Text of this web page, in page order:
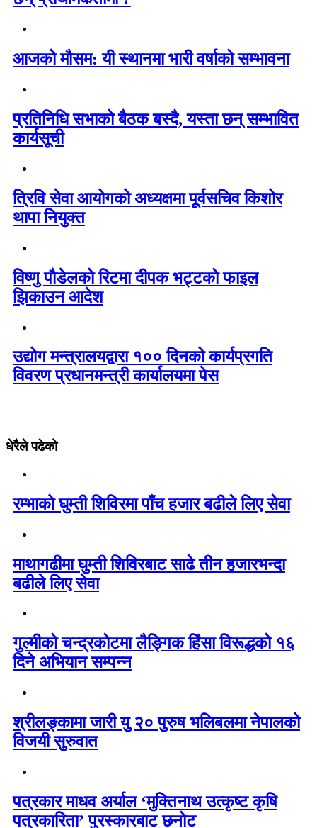
आजको मौसम: यी स्थानमा भारी वर्षाको सम्भावना
प्रतिनिधि सभाको बैठक बस्दै, यस्ता छन् सम्भावित
कार्यसूची
त्रिवि सेवा आयोगको अध्यक्षमा पूर्वसचिव किशोर
थापा नियुक्त
विष्णु पौडेलको रिटमा दीपक भट्टको फाइल
झिकाउन आदेश
उद्योग मन्त्रालयद्वारा १०० दिनको कार्यप्रगति
विवरण प्रधानमन्त्री कार्यालयमा पेस
धेरैले पढेको
रम्भाको घुम्ती शिविरमा पाँच हजार बढीले लिए सेवा
माथागढीमा घुम्ती शिविरबाट साढे तीन हजारभन्दा
बढीले लिए सेवा
गुल्मीको चन्द्रकोटमा लैङ्गिक हिंसा विरूद्धको १६
दिने अभियान सम्पन्न
श्रीलङ्कामा जारी यु २० पुरुष भलिबलमा नेपालको
विजयी सुरुवात
पत्रकार माधव अर्याल ‘मुक्तिनाथ उत्कृष्ट कृषि
पत्रकारिता’ पुरस्कारबाट छनोट